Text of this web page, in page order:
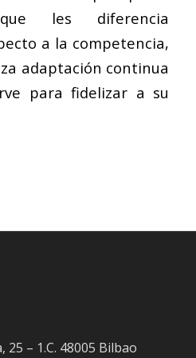
les diferencia
a la competencia,
adaptación continua
para fidelizar a su
25 – 1.C. 48005 Bilbao